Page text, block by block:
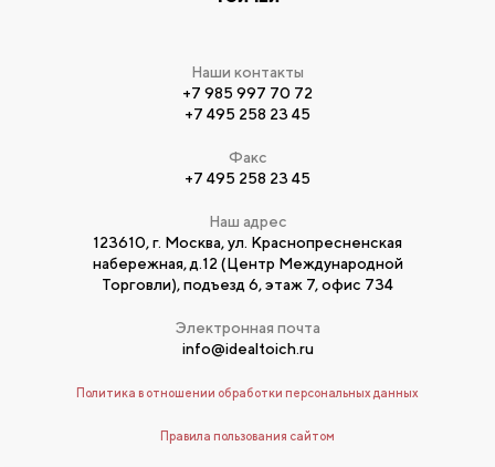
Наши контакты
+7 985 997 70 72
+7 495 258 23 45
Факс
+7 495 258 23 45
Наш адрес
123610, г. Москва, ул. Краснопресненская
набережная, д.12 (Центр Международной
Торговли), подъезд 6, этаж 7, офис 734
Электронная почта
info@idealtoich.ru
Политика в отношении обработки персональных данных
Правила пользования сайтом